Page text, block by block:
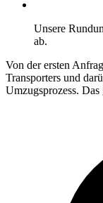
Unsere
ab.
Von der ersten
Transporters und
Umzugsprozess.